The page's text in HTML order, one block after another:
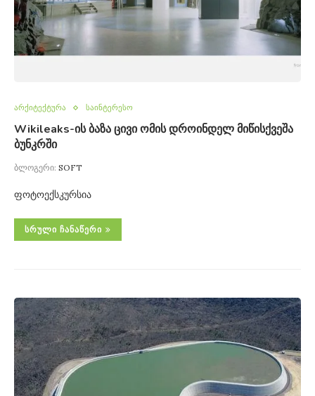
არქიტექტურა საინტერესო
Wikileaks-ის ბაზა ცივი ომის დროინდელ მიწისქვეშა
ბუნკრში
ბლოგერი: SOFT
ფოტოექსკურსია
ᲡᲠᲣᲚᲘ ᲩᲐᲜᲐᲬᲔᲠᲘ